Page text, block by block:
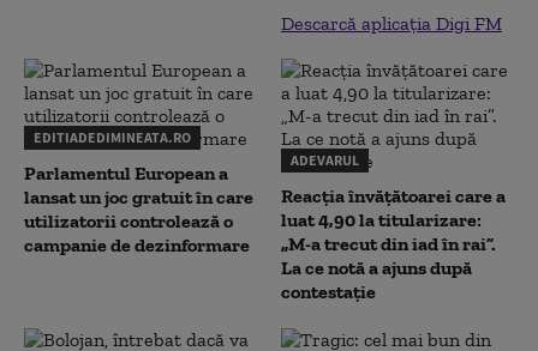
Descarcă aplicația Digi FM
EDITIADEDIMINEATA.RO
Parlamentul European a
lansat un joc gratuit în care
utilizatorii controlează o
campanie de dezinformare
ADEVARUL
Reacția învățătoarei care a
luat 4,90 la titularizare:
„M-a trecut din iad în rai”.
La ce notă a ajuns după
contestație